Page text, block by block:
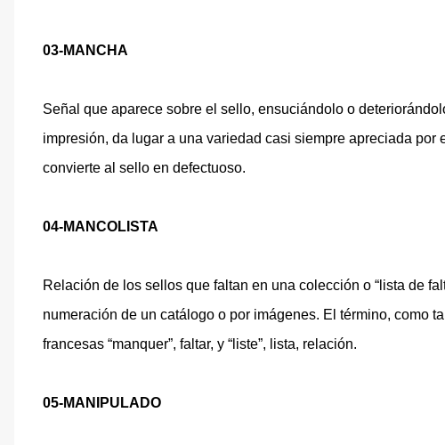
03-MANCHA
Señal que aparece sobre el sello, ensuciándolo o
impresión, da lugar a una variedad casi siempre apreciada
convierte al sello en defectuoso.
04-MANCOLISTA
Relación de los sellos que faltan en una colección o “lista de
numeración de un catálogo o por imágenes. El término, como
francesas “manquer”, faltar, y “liste”, lista, relación.
05-MANIPULADO